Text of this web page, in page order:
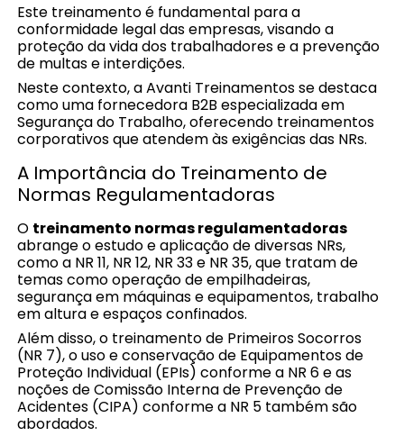
Este treinamento é fundamental para a
conformidade legal das empresas, visando a
proteção da vida dos trabalhadores e a prevenção
de multas e interdições.
Neste contexto, a Avanti Treinamentos se destaca
como uma fornecedora B2B especializada em
Segurança do Trabalho, oferecendo treinamentos
corporativos que atendem às exigências das NRs.
A Importância do Treinamento de
Normas Regulamentadoras
O treinamento normas regulamentadoras
abrange o estudo e aplicação de diversas NRs,
como a NR 11, NR 12, NR 33 e NR 35, que tratam de
temas como operação de empilhadeiras,
segurança em máquinas e equipamentos, trabalho
em altura e espaços confinados.
Além disso, o treinamento de Primeiros Socorros
(NR 7), o uso e conservação de Equipamentos de
Proteção Individual (EPIs) conforme a NR 6 e as
noções de Comissão Interna de Prevenção de
Acidentes (CIPA) conforme a NR 5 também são
abordados.